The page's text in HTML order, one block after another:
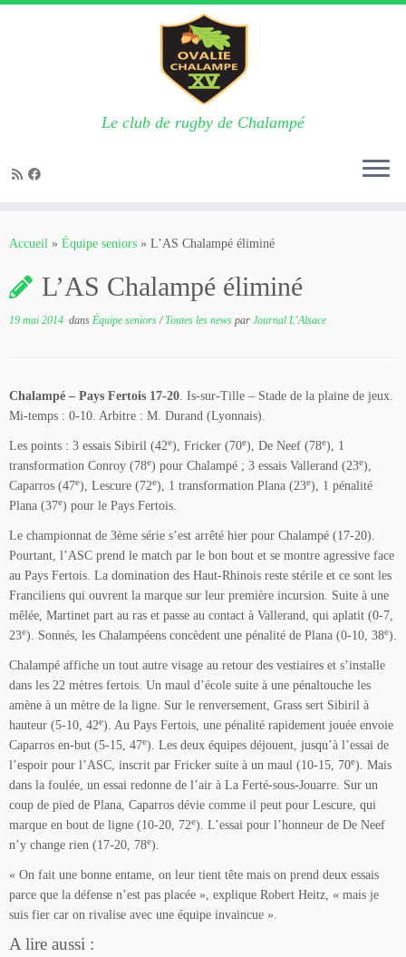
Le club de rugby de Chalampé
Accueil » Équipe seniors » L’AS Chalampé éliminé
L’AS Chalampé éliminé
19 mai 2014 dans Équipe seniors/Toutes les news par Journal L'Alsace
Chalampé – Pays Fertois 17-20. Is-sur-Tille – Stade de la plaine de jeux.
Mi-temps : 0-10. Arbitre : M. Durand (Lyonnais).
Les points : 3 essais Sibiril (42e), Fricker (70e), De Neef (78e), 1
transformation Conroy (78e) pour Chalampé ; 3 essais Vallerand (23e),
Caparros (47e), Lescure (72e), 1 transformation Plana (23e), 1 pénalité
Plana (37e) pour le Pays Fertois.
Le championnat de 3ème série s’est arrêté hier pour Chalampé (17-20).
Pourtant, l’ASC prend le match par le bon bout et se montre agressive face
au Pays Fertois. La domination des Haut-Rhinois reste stérile et ce sont les
Franciliens qui ouvrent la marque sur leur première incursion. Suite à une
mêlée, Martinet part au ras et passe au contact à Vallerand, qui aplatit (0-7,
23e). Sonnés, les Chalampéens concèdent une pénalité de Plana (0-10, 38e).
Chalampé affiche un tout autre visage au retour des vestiaires et s’installe
dans les 22 mètres fertois. Un maul d’école suite à une pénaltouche les
amène à un mètre de la ligne. Sur le renversement, Grass sert Sibiril à
hauteur (5-10, 42e). Au Pays Fertois, une pénalité rapidement jouée envoie
Caparros en-but (5-15, 47e). Les deux équipes déjouent, jusqu’à l’essai de
l’espoir pour l’ASC, inscrit par Fricker suite à un maul (10-15, 70e). Mais
dans la foulée, un essai redonne de l’air à La Ferté-sous-Jouarre. Sur un
coup de pied de Plana, Caparros dévie comme il peut pour Lescure, qui
marque en bout de ligne (10-20, 72e). L’essai pour l’honneur de De Neef
n’y change rien (17-20, 78e).
« On fait une bonne entame, on leur tient tête mais on prend deux essais
parce que la défense n’est pas placée », explique Robert Heitz, « mais je
suis fier car on rivalise avec une équipe invaincue ».
A lire aussi :